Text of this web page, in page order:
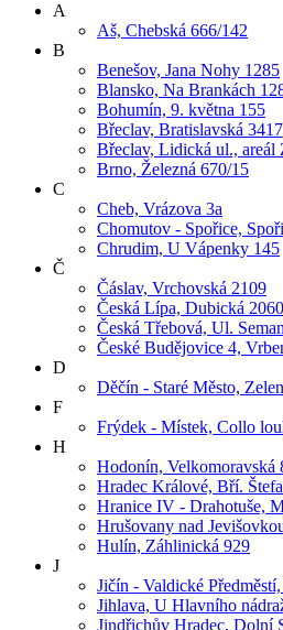
A
Aš, Chebská 666/142
B
Benešov, Jana Nohy 1285
Blansko, Na Brankách
Bohumín, 9. května 155
Břeclav, Bratislavská 3417
Břeclav, Lidická ul., areál
Brno, Železná 670/15
C
Cheb, Vrázova 3a
Chomutov - Spořice,
Chrudim, U Vápenky 145
Č
Čáslav, Vrchovská 2109
Česká Lípa, Dubická 2060
Česká Třebová, Ul.
České Budějovice 4,
D
Děčín - Staré Město,
F
Frýdek - Místek, Collo
H
Hodonín, Velkomoravská
Hradec Králové, Bří.
Hranice IV - Drahotuše,
Hrušovany nad
Hulín, Záhlinická 929
J
Jičín - Valdické
Jihlava, U Hlavního
Jindřichův Hradec, Dolní